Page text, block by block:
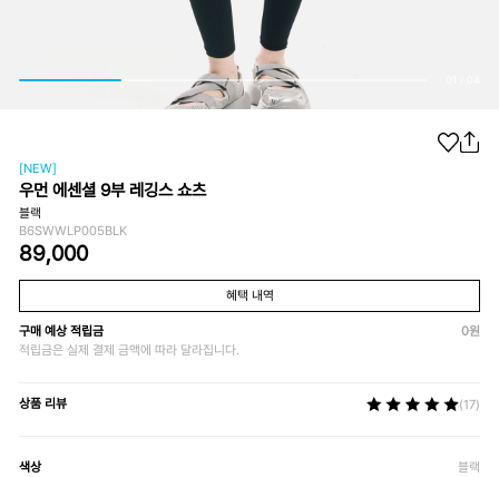
[NEW]
우먼 에센셜 9부 레깅스 쇼츠
블랙
B6SWWLP005BLK
89,000
혜택 내역
구매 예상 적립금 0원
적립금은 실제 결제 금액에 따라 달라집니다.
상품 리뷰 (17)
색상 블랙